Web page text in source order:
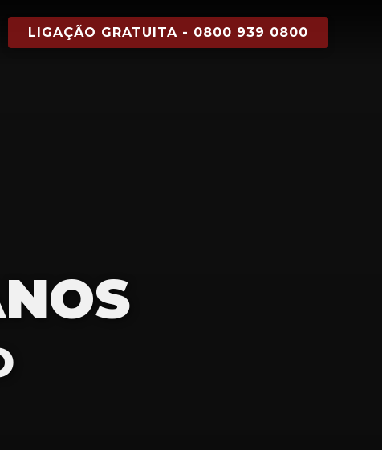
LIGAÇÃO GRATUITA - 0800 939 0800